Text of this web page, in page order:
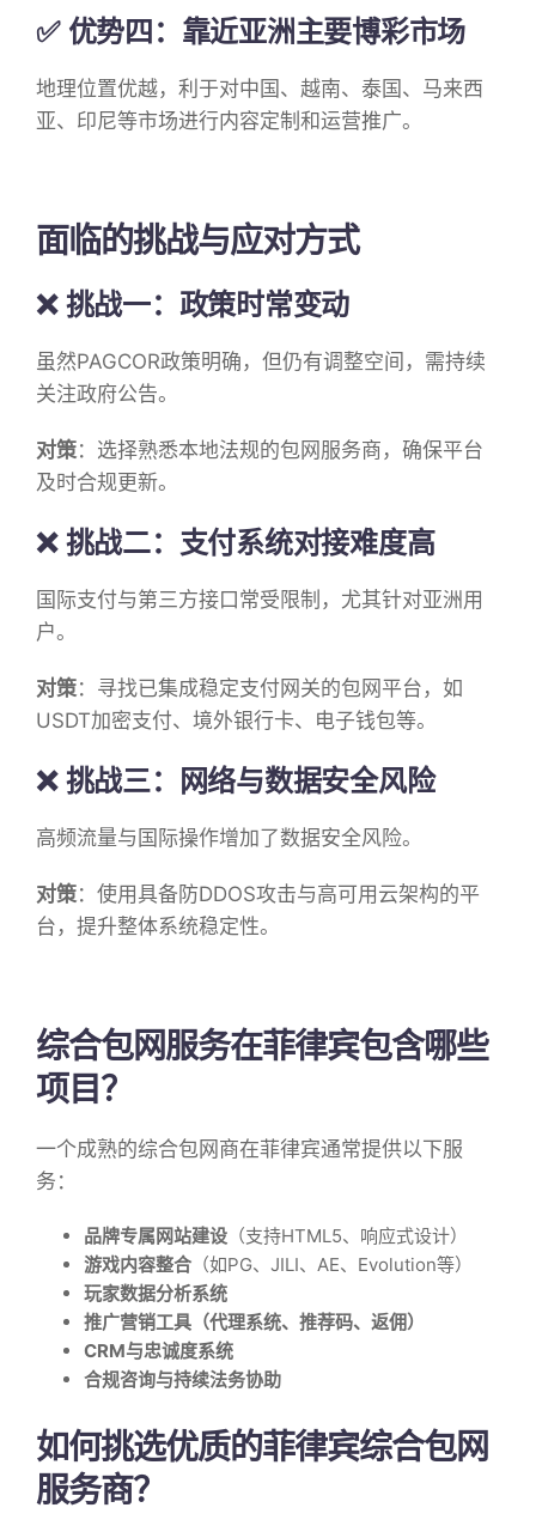
✅ 优势四：靠近亚洲主要博彩市场
地理位置优越，利于对中国、越南、泰国、马来西
亚、印尼等市场进行内容定制和运营推广。
面临的挑战与应对方式
❌ 挑战一：政策时常变动
虽然PAGCOR政策明确，但仍有调整空间，需持续
关注政府公告。
对策：选择熟悉本地法规的包网服务商，确保平台
及时合规更新。
❌ 挑战二：支付系统对接难度高
国际支付与第三方接口常受限制，尤其针对亚洲用
户。
对策：寻找已集成稳定支付网关的包网平台，如
USDT加密支付、境外银行卡、电子钱包等。
❌ 挑战三：网络与数据安全风险
高频流量与国际操作增加了数据安全风险。
对策：使用具备防DDOS攻击与高可用云架构的平
台，提升整体系统稳定性。
综合包网服务在菲律宾包含哪些
项目？
一个成熟的综合包网商在菲律宾通常提供以下服
务：
品牌专属网站建设 （支持HTML5、响应式设计）
游戏内容整合 （如PG、JILI、AE、Evolution等）
玩家数据分析系统
推广营销工具（代理系统、推荐码、返佣）
CRM与忠诚度系统
合规咨询与持续法务协助
如何挑选优质的菲律宾综合包网
服务商？